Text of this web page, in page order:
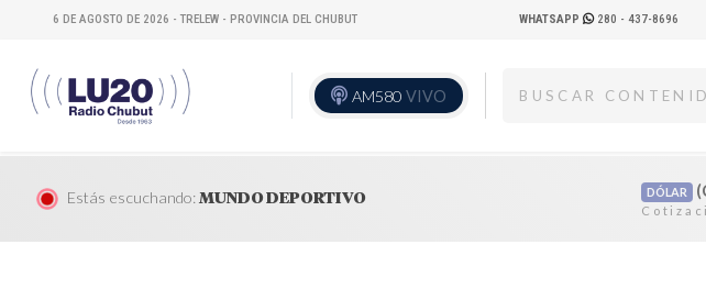
6 DE AGOSTO DE 2026 - TRELEW - PROVINCIA DEL CHUBUT WHATSAPP 280 - 437-8696
AM580 VIVO
Estás escuchando:MUNDO DEPORTIVO DÓLAR